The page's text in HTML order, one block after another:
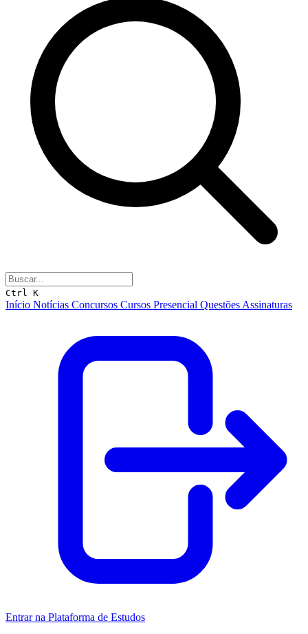
Ctrl K
Início Notícias Concursos Cursos Presencial Questões Assinaturas
Entrar na Plataforma de Estudos